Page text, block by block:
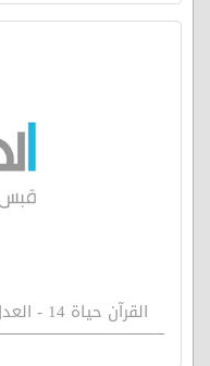
القرآن حياة 14 - العدل